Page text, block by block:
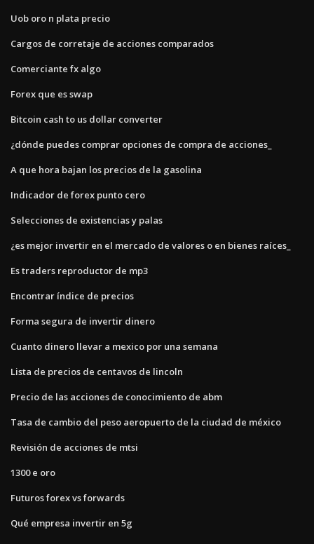
Uob oro n plata precio
Cargos de corretaje de acciones comparados
Comerciante fx algo
Forex que es swap
Bitcoin cash to us dollar converter
¿dónde puedes comprar opciones de compra de acciones_
A que hora bajan los precios de la gasolina
Indicador de forex punto cero
Selecciones de existencias y palas
¿es mejor invertir en el mercado de valores o en bienes raíces_
Es traders reproductor de mp3
Encontrar índice de precios
Forma segura de invertir dinero
Cuanto dinero llevar a mexico por una semana
Lista de precios de centavos de lincoln
Precio de las acciones de conocimiento de abm
Tasa de cambio del peso aeropuerto de la ciudad de méxico
Revisión de acciones de mtsi
1300 e oro
Futuros forex vs forwards
Qué empresa invertir en 5g